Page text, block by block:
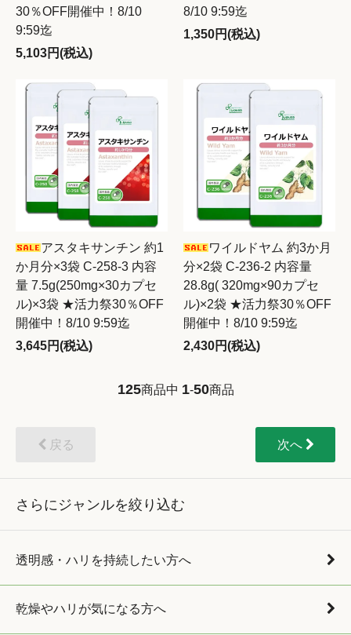
30％OFF開催中！8/10
9:59迄
5,103円(税込)
8/10 9:59迄
1,350円(税込)
アスタキサンチン 約1
か月分×3袋 C-258-3 内容
量 7.5g(250mg×30カプセ
ル)×3袋 ★活力祭30％OFF
開催中！8/10 9:59迄
3,645円(税込)
ワイルドヤム 約3か月
分×2袋 C-236-2 内容量
28.8g( 320mg×90カプセ
ル)×2袋 ★活力祭30％OFF
開催中！8/10 9:59迄
2,430円(税込)
125商品中 1-50商品
戻る 次へ
さらにジャンルを絞り込む
透明感・ハリを持続したい方へ
乾燥やハリが気になる方へ